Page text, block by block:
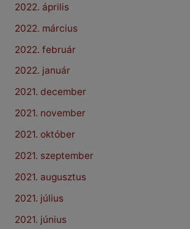
2022. április
2022. március
2022. február
2022. január
2021. december
2021. november
2021. október
2021. szeptember
2021. augusztus
2021. július
2021. június